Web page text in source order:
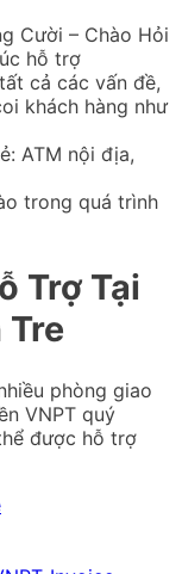
Cười – Chào Hỏi
hỗ trợ
cả các vấn đề,
khách hàng như
ATM nội địa,
trong quá trình
Trợ Tại
Tre
phòng giao
VNPT quý
được hỗ trợ